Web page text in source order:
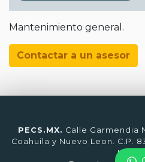
Mantenimiento general.
Contactar a un asesor
PECS.MX. Calle Garmendia
Coahuila y Nuevo Leon. C.P.